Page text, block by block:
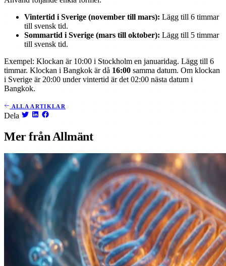
Vintertid i Sverige (november till mars): Lägg till 6 timmar
till svensk tid.
Sommartid i Sverige (mars till oktober): Lägg till 5 timmar
till svensk tid.
Exempel: Klockan är 10:00 i Stockholm en januaridag. Lägg till 6
timmar. Klockan i Bangkok är då 16:00 samma datum. Om klockan
i Sverige är 20:00 under vintertid är det 02:00 nästa datum i
Bangkok.
ALLA ARTIKLAR
Dela
Mer från Allmänt